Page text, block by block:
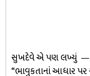
સુખદેવે એ પણ લખ્યું
“ભાવુકતાનાં આધાર